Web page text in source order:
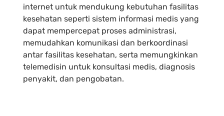
internet untuk mendukung kebutuhan fasilitas
kesehatan seperti sistem informasi medis yang
dapat mempercepat proses administrasi,
memudahkan komunikasi dan berkoordinasi
antar fasilitas kesehatan, serta memungkinkan
telemedisin untuk konsultasi medis, diagnosis
penyakit, dan pengobatan.